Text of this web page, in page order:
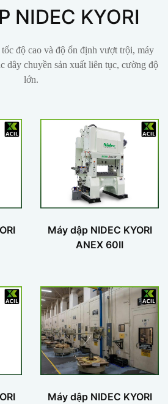
NIDEC KYORI
độ cao và độ ổn định vượt trội, máy
dây chuyền sản xuất liên tục, cường độ
lớn.
Máy dập NIDEC KYORI
ANEX 60II
Máy dập NIDEC KYORI